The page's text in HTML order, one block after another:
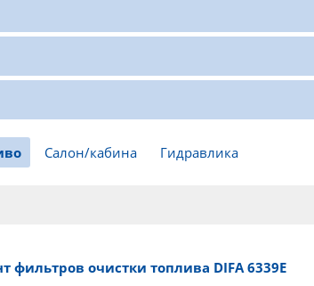
Салон/кабина Гидравлика
фильтров очистки топлива DIFA 6339E